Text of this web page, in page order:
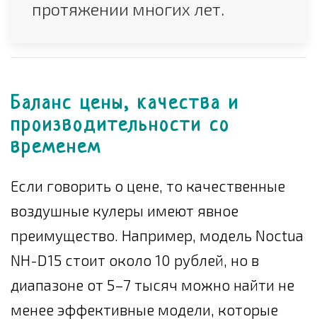
протяжении многих лет.
Баланс цены, качества и
производительности со
временем
Если говорить о цене, то качественные
воздушные кулеры имеют явное
преимущество. Например, модель Noctua
NH-D15 стоит около 10 рублей, но в
диапазоне от 5–7 тысяч можно найти не
менее эффективные модели, которые